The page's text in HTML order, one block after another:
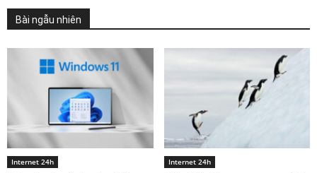
Bài ngẫu nhiên
Internet 24h Internet 24h